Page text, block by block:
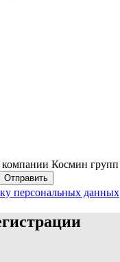
компании Космин групп
персональных данных